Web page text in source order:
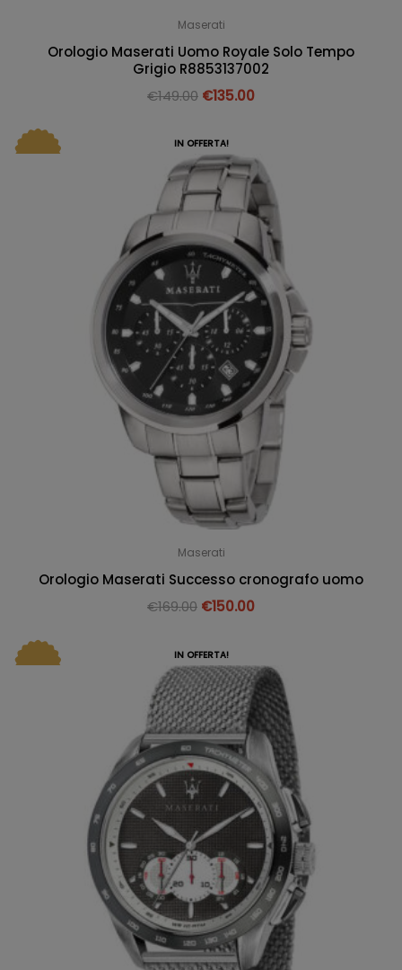
Maserati
Orologio Maserati Uomo Royale Solo Tempo
Grigio R8853137002
€149.00 €135.00
IN OFFERTA!
Maserati
Orologio Maserati Successo cronografo uomo
€169.00 €150.00
IN OFFERTA!